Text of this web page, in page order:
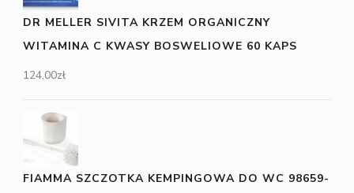
DR MELLER SIVITA KRZEM ORGANICZNY
WITAMINA C KWASY BOSWELIOWE 60 KAPS
124,00zł
FIAMMA SZCZOTKA KEMPINGOWA DO WC 98659-